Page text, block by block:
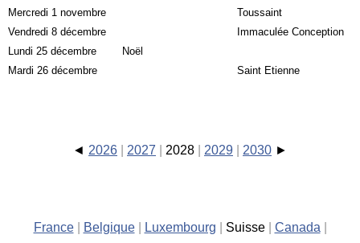
Mercredi 1 novembre
Toussaint
Vendredi 8 décembre
Immaculée Conception
Lundi 25 décembre
Noël
Mardi 26 décembre
Saint Etienne
2026 2027 2028 2029 2030
France Belgique Luxembourg Suisse Canada